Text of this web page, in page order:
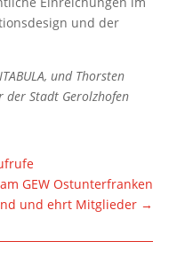
und der
und Thorsten
der Stadt Gerolzhofen
GEW Ostunterfranken
und ehrt Mitglieder →